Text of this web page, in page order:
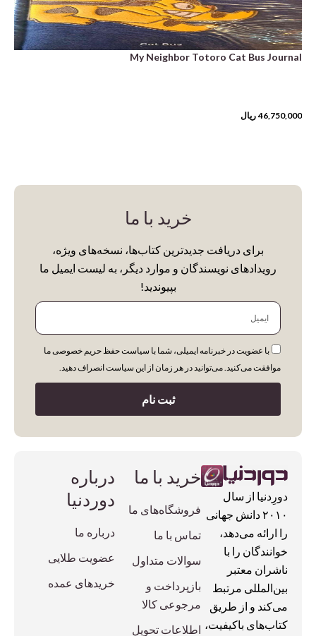
My Neighbor Totoro Cat Bus Journal
46,750,000 ریال
خرید با ما
برای دریافت جدیدترین کتاب‌ها، نسخه‌های ویژه،
رویدادهای نویسندگان و موارد دیگر، به لیست ایمیل ما
بپیوندید!
ایمیل
با عضویت در خبرنامه ایمیلی، شما با سیاست حفظ حریم خصوصی ما
موافقت می‌کنید. می‌توانید در هر زمان از این سیاست انصراف دهید.
ثبت نام
دورِدنیا از سال
۲۰۱۰ دانش جهانی
را ارائه می‌دهد،
خوانندگان را با
ناشران معتبر
بین‌المللی مرتبط
می‌کند و از طریق
کتاب‌های باکیفیت،
خرید با ما
فروشگاه‌های ما
تماس با ما
سوالات متداول
بازپرداخت و
مرجوعی کالا
اطلاعات تحویل
درباره
دوردنیا
درباره ما
عضویت طلایی
خریدهای عمده